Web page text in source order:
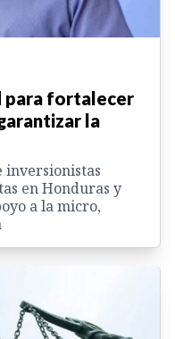
para fortalecer
la
inversionistas
en Honduras y
a la micro,